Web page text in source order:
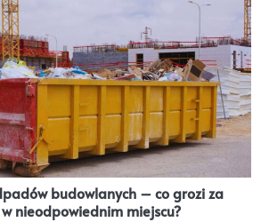
budowlanych – co grozi za
nieodpowiednim miejscu?